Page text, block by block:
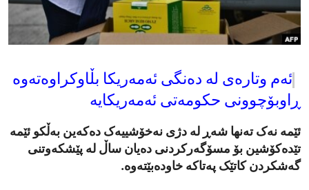
ENVIRONMENT AND HEALTH
IDEALS AND INSTITUTIONS
ئەم وتارەی لە دەنگی ئەمەریکا بڵاوکراوەتەوە
ڕاوبۆچوونی حکومەتی ئەمەریکایە
ئێمە نەک تەنها شەڕ لە دژی نەخۆشییەک دەکەین بەڵکو ئێمە
تێدەکۆشین بۆ مسۆگەرکردنی دەیان ساڵ لە پێشکەوتنی
گەشکردن کاتێک پەتاکە خاودەبێتەوە.